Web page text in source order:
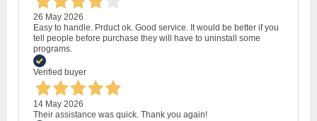
26 May 2026
Easy to handle. Prduct ok. Good service. It would be better if you
tell people before purchase they will have to uninstall some
programs.
Verified buyer
14 May 2026
Their assistance was quick. Thank you again!